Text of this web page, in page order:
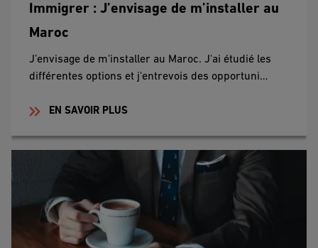
Immigrer : J’envisage de m’installer au
Maroc
J’envisage de m'installer au Maroc. J'ai étudié les
différentes options et j'entrevois des opportuni…
EN SAVOIR PLUS